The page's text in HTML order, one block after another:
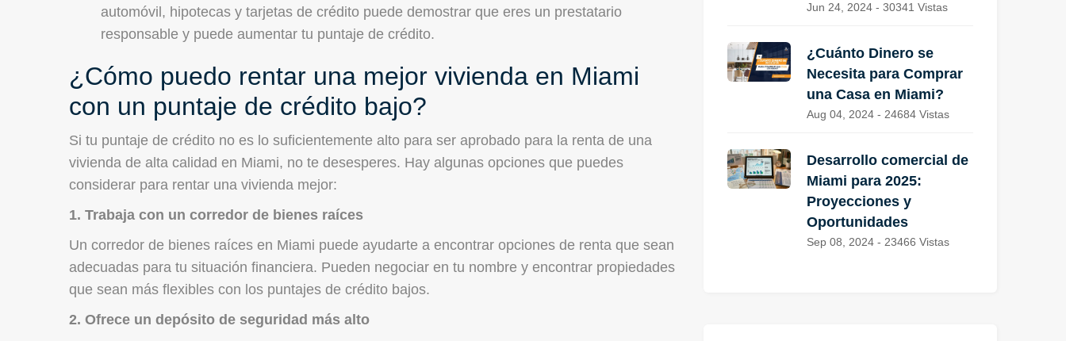
automóvil, hipotecas y tarjetas de crédito puede demostrar que eres un prestatario
responsable y puede aumentar tu puntaje de crédito.
¿Cómo puedo rentar una mejor vivienda en Miami
con un puntaje de crédito bajo?
Si tu puntaje de crédito no es lo suficientemente alto para ser aprobado para la renta de una
vivienda de alta calidad en Miami, no te desesperes. Hay algunas opciones que puedes
considerar para rentar una vivienda mejor:
1. Trabaja con un corredor de bienes raíces
Un corredor de bienes raíces en Miami puede ayudarte a encontrar opciones de renta que sean
adecuadas para tu situación financiera. Pueden negociar en tu nombre y encontrar propiedades
que sean más flexibles con los puntajes de crédito bajos.
2. Ofrece un depósito de seguridad más alto
Jun 24, 2024 - 30341 Vistas
¿Cuánto Dinero se
Necesita para Comprar
una Casa en Miami?
Aug 04, 2024 - 24684 Vistas
Desarrollo comercial de
Miami para 2025:
Proyecciones y
Oportunidades
Sep 08, 2024 - 23466 Vistas